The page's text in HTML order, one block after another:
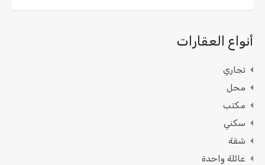
أنواع العقارات
تجاري
محل
مكتب
سكني
شقة
عائلة واحدة